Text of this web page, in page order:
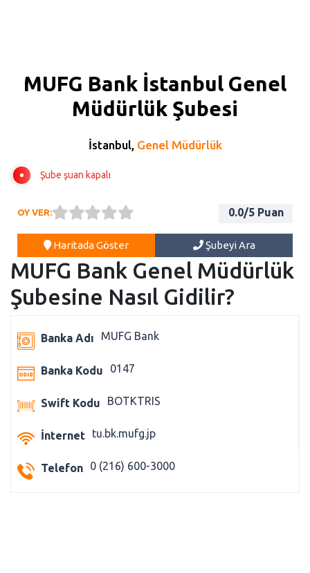
MUFG Bank İstanbul Genel
Müdürlük Şubesi
İstanbul, Genel Müdürlük
Şube şuan kapalı
OY VER: 0.0/5 Puan
Haritada Göster Şubeyi Ara
MUFG Bank Genel Müdürlük
Şubesine Nasıl Gidilir?
Banka Adı MUFG Bank
Banka Kodu 0147
Swift Kodu BOTKTRIS
İnternet tu.bk.mufg.jp
Telefon 0 (216) 600-3000